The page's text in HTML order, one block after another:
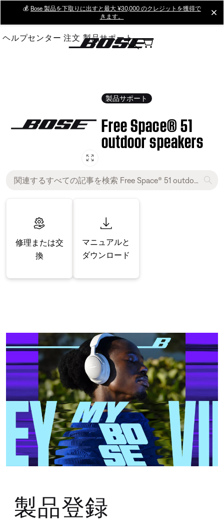
Main
💰 Bose 製品を下取りに出すと最大 ¥30,000 のクレジットを獲得で
きます。
ヘルプセンター 注文 製品サポート
製品サポート
Free Space® 51
outdoor speakers
修理または交
換
マニュアルと
ダウンロード
製品登録